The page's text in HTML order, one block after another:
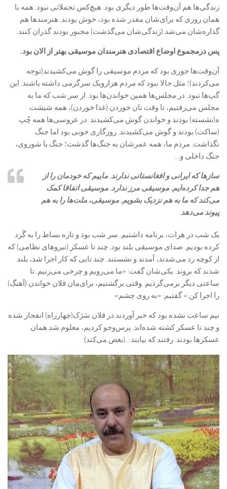
زندگی‌ها هم آن‌وقت‌ها طور دیگری بود. هیچ‌کس تجملاتی نبود. همه با
همان روزی‌ که برای‌شان مقدر شده بود، خوش بودند. هنرمندها هم
گذاره‌شان می‌شد (زندگی‌شان می‌گذشت) مجبور بودند گذران کنند.
پس درمجموع اوضاع اقتصادی هنرمندان موسیقی بهتر از الان بود.
آن‌وقت‌ها جوری بود که مردم موسیقی را گوش می‌کشیدند(توجه
می‌کردند)؛ مثل حالا نبود که مردم هزارویک سرگرمی داشته باشند. این
گپ‌ها نبود. در مجلس‌ها همین خواندن‌ها بود. از سر شب که ما به
مجلس می‌رفتیم، تا وقت نان خوردن (غذا خوردن)، همه شیشت
ه(نشسته) بودند و خواندن گوش می‌کشیدند. در عروسی‌ها همه چُپ
(ساکت) بودند و گوش می‌کشیدند. روزگاری خوبی بود اما جنگ
نگذاشت. مردم ما، همه عمرشان به جنگ‌ها گذشت؛ جنگ با شوروی،
جنگ داخلی و…
سازها که ایرانی و افغانستانی ندارند. ماییم که خودمان را از
هم جدا کرده‌ایم. موسیقی مرز ندارد. موسیقی اتفاقا کمک
می‌کند که ما به هم نزدیک بشویم. موسیقی، ملت‌ها را به هم
پیوند می‌دهد
یک شب در هرات، برنامه داشتیم. سر شب بود و تازه بساط را به گَرد
کرده بودیم. صدای موسیقی بلند بود. چند تا عسکر (نیروهای نظامی) که
از کوچه رد می‌شدند، آمدند و نشستند. چند تایی که کار اجرا شد، بلند
شدند که بروند. یکی‌شان گفت: «ما می‌رویم و چرخی می‌زنیم. تا
ساعتی دیگر برمی‌گردیم. وقتی برگشتیم، برای‌مان فلان خواندن (آهنگ)
را اجرا کن.» گفتیم: «به روی چشم»
نیم ساعت نشده بود که خبر آوردند در فلان سَرَک(چهارراه) انفجار شده
و چند تا عسکر کشته شده‌اند. پرس‌وجو کردیم، معلوم شد همان
عسکرها بودند. رفتند که بیایند…(بغض می‌کند)